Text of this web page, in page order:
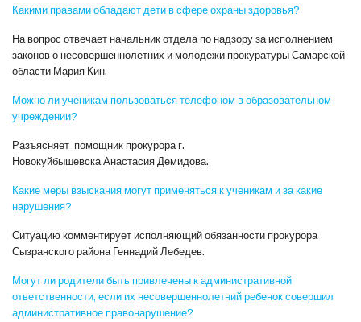
Какими правами обладают дети в сфере охраны здоровья?
На вопрос отвечает начальник отдела по надзору за исполнением
законов о несовершеннолетних и молодежи прокуратуры Самарской
области Мария Кин.
Можно ли ученикам пользоваться телефоном в образовательном
учреждении?
Разъясняет помощник прокурора г.
Новокуйбышевска Анастасия Демидова.
Какие меры взыскания могут применяться к ученикам и за какие
нарушения?
Ситуацию комментирует исполняющий обязанности прокурора
Сызранского района Геннадий Лебедев.
Могут ли родители быть привлечены к административной
ответственности, если их несовершеннолетний ребенок совершил
административное правонарушение?